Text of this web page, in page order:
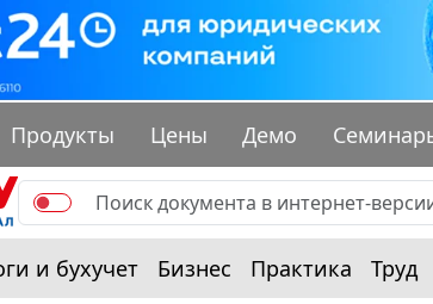
Продукты Цены Демо
и бухучет Бизнес Практика Труд